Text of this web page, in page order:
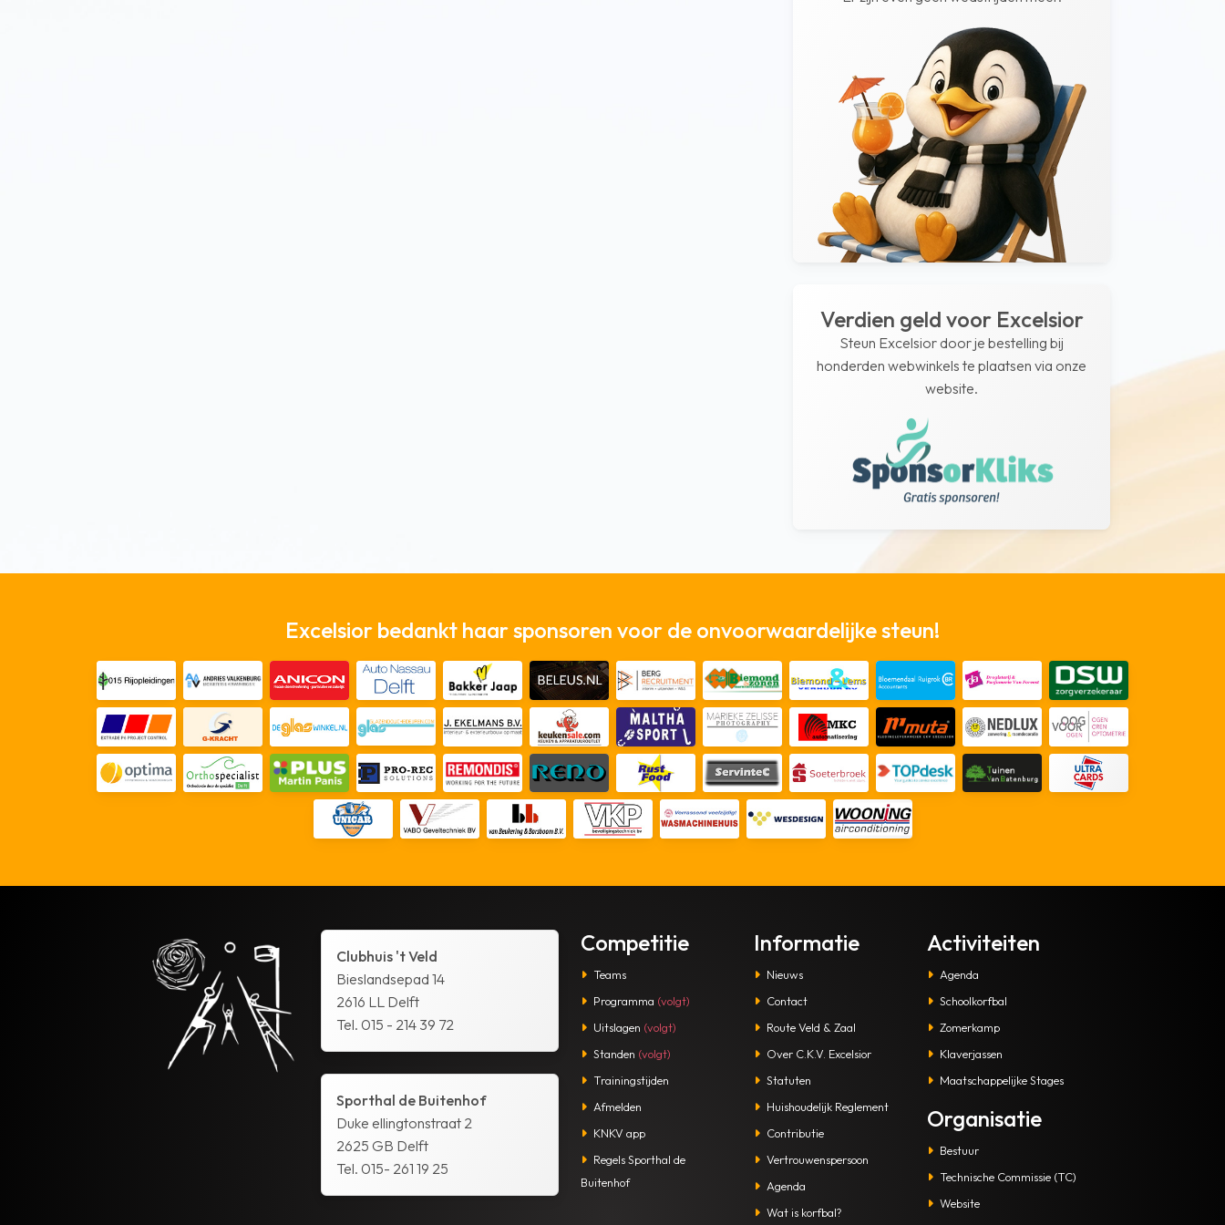
Verdien geld voor Excelsior
Steun Excelsior door je bestelling bij
honderden webwinkels te plaatsen via onze
website.
Excelsior bedankt haar sponsoren voor de onvoorwaardelijke steun!
Clubhuis 't Veld
Bieslandsepad 14
2616 LL Delft
Tel. 015 - 214 39 72
Sporthal de Buitenhof
Duke ellingtonstraat 2
2625 GB Delft
Tel. 015- 261 19 25
Competitie
Teams
Programma (volgt)
Uitslagen (volgt)
Standen (volgt)
Trainingstijden
Afmelden
KNKV app
Regels Sporthal de
Buitenhof
Informatie
Nieuws
Contact
Route Veld & Zaal
Over C.K.V. Excelsior
Statuten
Huishoudelijk Reglement
Contributie
Vertrouwenspersoon
Agenda
Wat is korfbal?
Activiteiten
Agenda
Schoolkorfbal
Zomerkamp
Klaverjassen
Maatschappelijke Stages
Organisatie
Bestuur
Technische Commissie (TC)
Website